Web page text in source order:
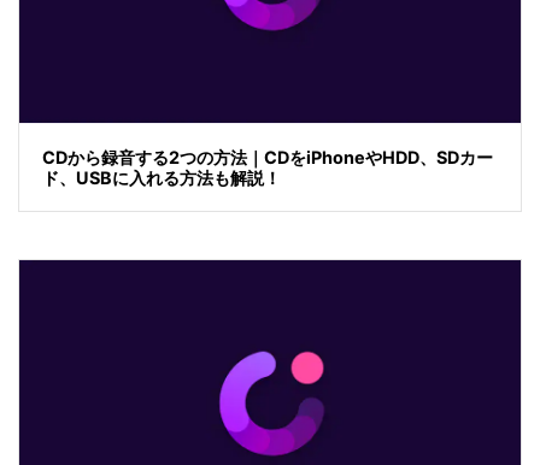
CDから録音する2つの方法｜CDをiPhoneやHDD、SDカー
ド、USBに入れる方法も解説！